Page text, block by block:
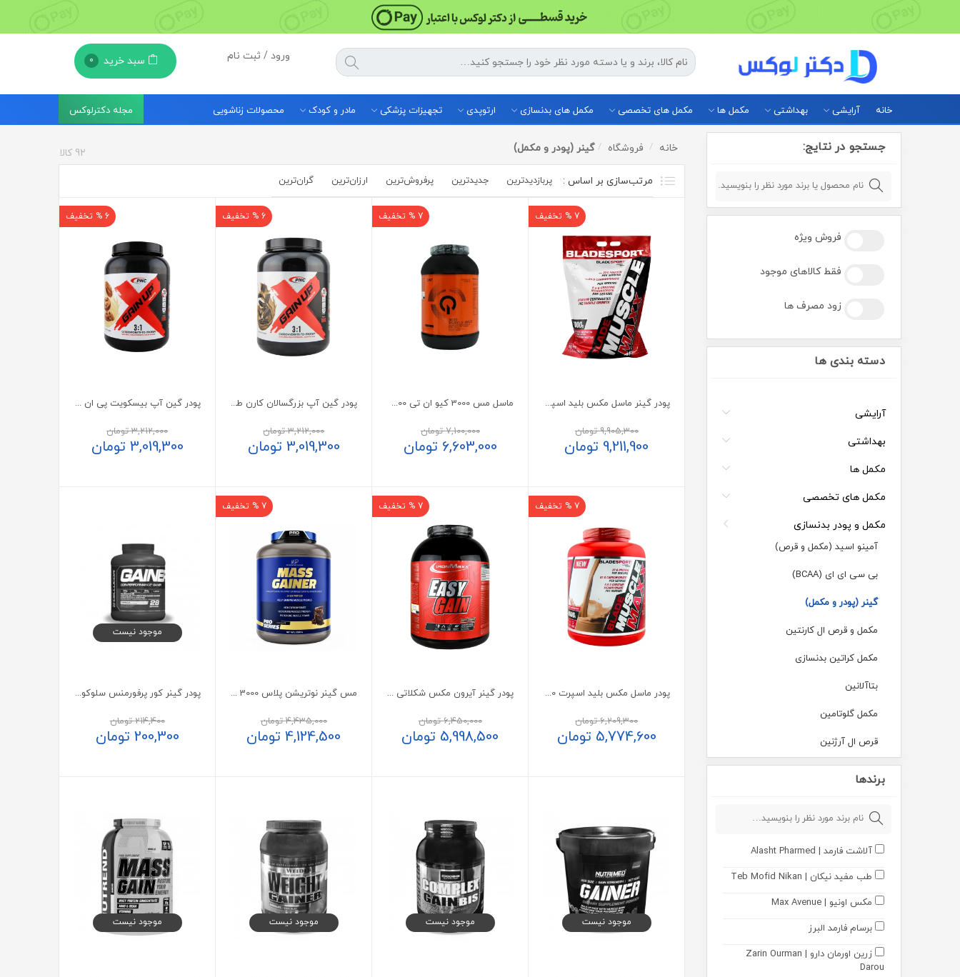
ورود / ثبت نام سبد خرید 0
خانه آرایشی بهداشتی مکمل ها مکمل های تخصصی مکمل های بدنسازی ارتوپدی تجهیزات پزشکی مادر و کودک محصولات زناشویی مجله دکترلوکس
جستجو در نتایج:
فروش ویژه
فقط کالاهای موجود
زود مصرف ها
دسته بندی ها
آرایشی
بهداشتی
مکمل ها
مکمل های تخصصی
مکمل و پودر بدنسازی
آمینو اسید (مکمل و قرص)
بی سی ای ای (BCAA)
گینر (پودر و مکمل)
مکمل و قرص ال کارنتین
مکمل کراتین بدنسازی
بتاآلانین
مکمل گلوتامین
قرص ال آرژنین
پروتئین (مکمل و پودر)
فیبر
انرژی زا
کافئین
سی ال ای - CLA
اچ ام بی - HMB
دی ای ای (DAA)
برندها
آلاشت فارمد | Alasht Pharmed
طب مفید نیکان | Teb Mofid Nikan
مکس اونیو | Max Avenue
برسام فارمد البرز
زرین اورمان دارو | Zarin Ourman
Darou
خانه فروشگاه گینر (پودر و مکمل) 92 کالا
پربازدیدترین جدیدترین پرفروش‌ترین‌ ارزان‌ترین گران‌ترین
7 % تخفیف
پودر گینر ماسل مکس بلید اسپرت 7 کیلوگرم
9,905,300تومان
9,211,900 تومان
7 % تخفیف
ماسل مس 3000 کیو ان تی 4500 گرم
7,100,000تومان
6,603,000 تومان
6 % تخفیف
پودر گین آپ بزرگسالان کارن طعم شکلات
3,212,000تومان
3,019,300 تومان
6 % تخفیف
پودر گین آپ بیسکویت پی ان سی 1800 گرم
3,212,000تومان
3,019,300 تومان
7 % تخفیف
پودر ماسل مکس بلید اسپرت 4000 گرم
6,209,300تومان
5,774,600 تومان
7 % تخفیف
پودر گینر آیرون مکس شکلاتی مدل ایزی گین
6,450,000تومان
5,998,500 تومان
7 % تخفیف
مس گینر نوتریشن پلاس 3000 گرم
4,435,000تومان
4,124,500تومان
موجود نیست
پودر گینر کور پرفورمنس سلوکور با طعم وانیل 2436 گرم
214,400تومان
200,300 تومان
موجود نیست موجود نیست موجود نیست موجود نیست